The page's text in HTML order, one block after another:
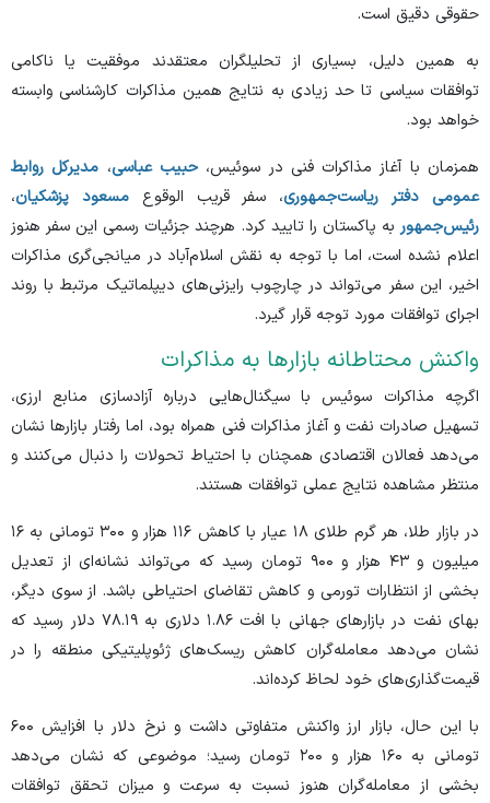
حقوقی دقیق است.
به همین دلیل، بسیاری از تحلیلگران معتقدند موفقیت یا ناکامی
توافقات سیاسی تا حد زیادی به نتایج همین مذاکرات کارشناسی وابسته
خواهد بود.
همزمان با آغاز مذاکرات فنی در سوئیس،حبیب عباسی، مدیرکل روابط
عمومی دفتر ریاست‌جمهوری، سفر قریب الوقوعمسعود پزشکیان،
رئیس‌جمهور به پاکستان را تایید کرد. هرچند جزئیات رسمی این سفر هنوز
اعلام نشده است، اما با توجه به نقش اسلام‌آباد در میانجی‌گری مذاکرات
اخیر، این سفر می‌تواند در چارچوب رایزنی‌های دیپلماتیک مرتبط با روند
اجرای توافقات مورد توجه قرار گیرد.
واکنش محتاطانه بازار‌ها به مذاکرات
اگرچه مذاکرات سوئیس با سیگنال‌هایی درباره آزادسازی منابع ارزی،
تسهیل صادرات نفت و آغاز مذاکرات فنی همراه بود، اما رفتار بازار‌ها نشان
می‌دهد فعالان اقتصادی همچنان با احتیاط تحولات را دنبال می‌کنند و
منتظر مشاهده نتایج عملی توافقات هستند.
در بازار طلا، هر گرم طلای ۱۸ عیار با کاهش ۱۱۶ هزار و ۳۰۰ تومانی به ۱۶
میلیون و ۴۳ هزار و ۹۰۰ تومان رسید که می‌تواند نشانه‌ای از تعدیل
بخشی از انتظارات تورمی و کاهش تقاضای احتیاطی باشد. از سوی دیگر،
بهای نفت در بازار‌های جهانی با افت ۱.۸۶ دلاری به ۷۸.۱۹ دلار رسید که
نشان می‌دهد معامله‌گران کاهش ریسک‌های ژئوپلیتیکی منطقه را در
قیمت‌گذاری‌های خود لحاظ کرده‌اند.
با این حال، بازار ارز واکنش متفاوتی داشت و نرخ دلار با افزایش ۶۰۰
تومانی به ۱۶۰ هزار و ۲۰۰ تومان رسید؛ موضوعی که نشان می‌دهد
بخشی از معامله‌گران هنوز نسبت به سرعت و میزان تحقق توافقات